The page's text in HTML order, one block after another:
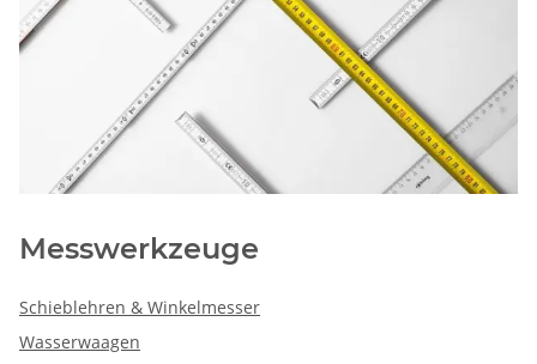
Messwerkzeuge
Schieblehren & Winkelmesser
Wasserwaagen